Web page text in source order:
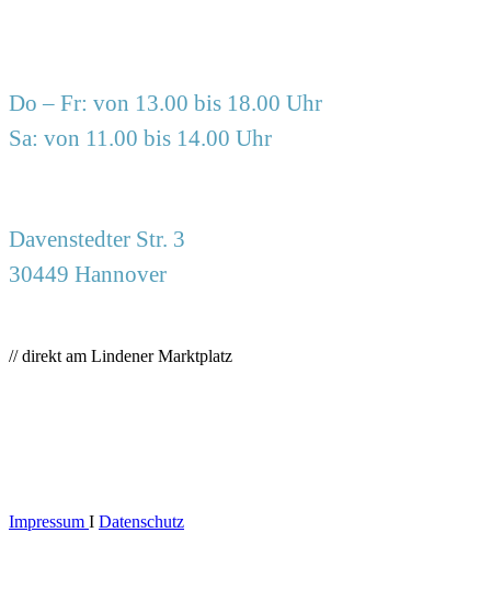
Do – Fr: von 13.00 bis 18.00 Uhr
Sa: von 11.00 bis 14.00 Uhr
Davenstedter Str. 3
30449 Hannover
// direkt am Lindener Marktplatz
Impressum I Datenschutz